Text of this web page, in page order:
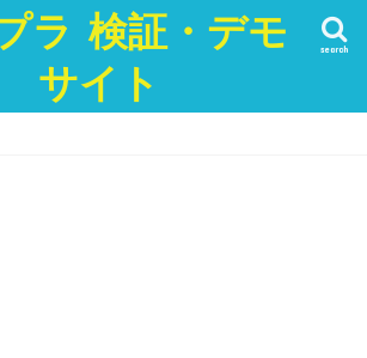
ラ 検証・デモ
サイト
search